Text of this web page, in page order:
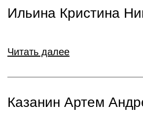
Ильина Кристина
Читать далее
Казанин Артем